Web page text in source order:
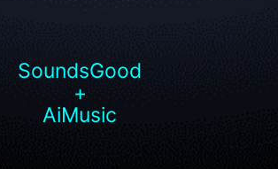
SoundsGood
+
AiMusic